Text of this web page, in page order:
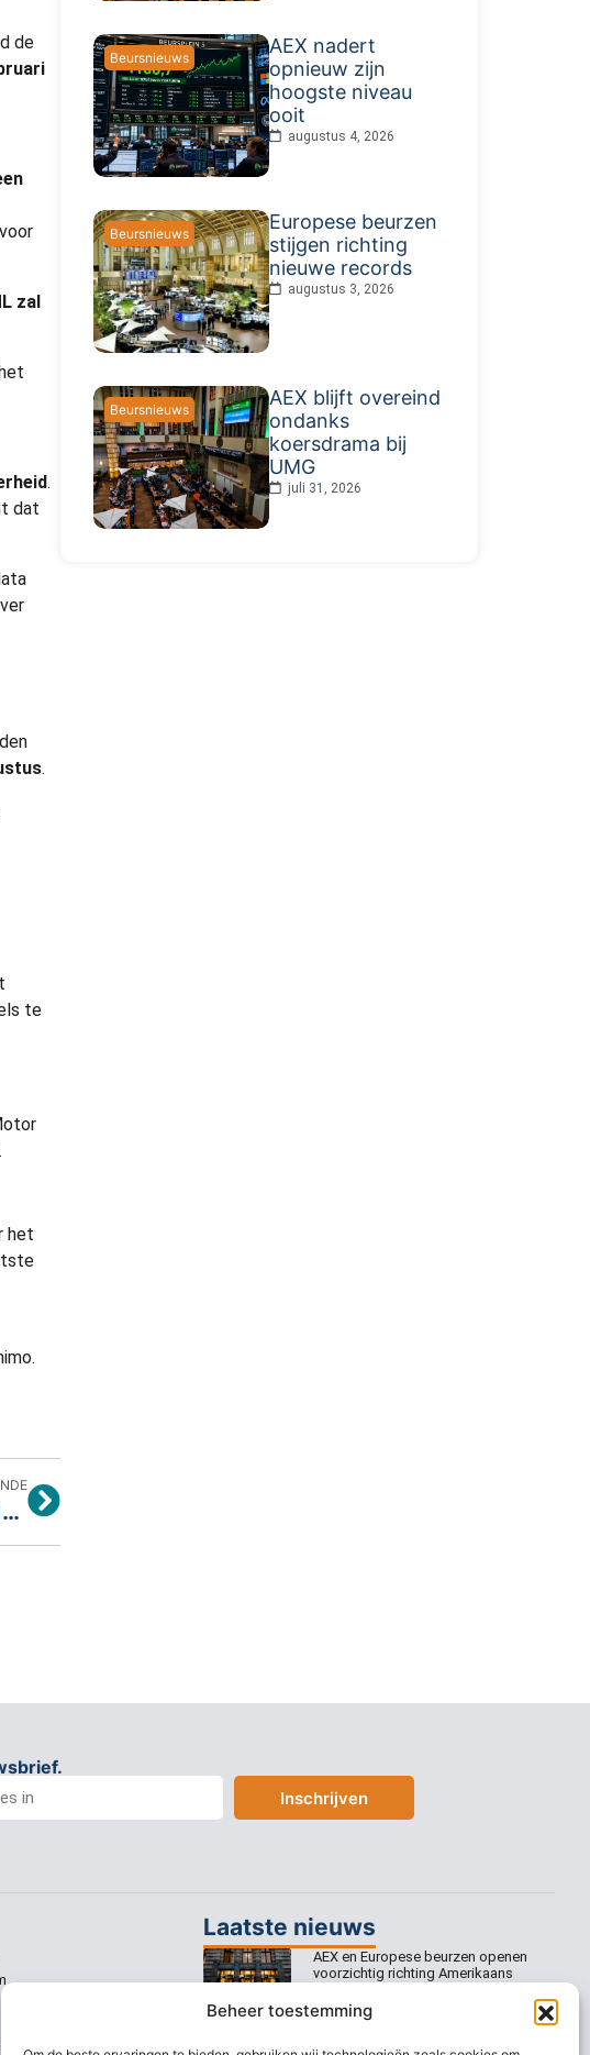
Beheer toestemming
de
zal
.
dat
.
te
het
AEX zet rally voort, op naar AEX 1000 punten?
Beursnieuws
AEX nadert
opnieuw zijn
hoogste niveau
ooit
augustus 4, 2026
Beursnieuws
Europese beurzen
stijgen richting
nieuwe records
augustus 3, 2026
Beursnieuws
AEX blijft overeind
ondanks
koersdrama bij
UMG
juli 31, 2026
Inschrijven
Laatste nieuws
AEX en Europese beurzen openen
voorzichtig richting Amerikaans
Europese beurzen mikken op